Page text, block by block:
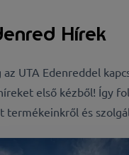
Hírek
UTA Edenreddel
első kézből! Így
termékeinkről és